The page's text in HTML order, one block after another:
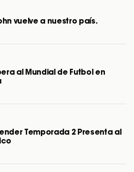
vuelve a nuestro país.
al Mundial de Futbol en
Temporada 2 Presenta al